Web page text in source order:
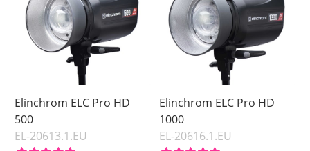
Elinchrom ELC Pro HD
500
EL-20613.1.EU
Elinchrom ELC Pro HD
1000
EL-20616.1.EU